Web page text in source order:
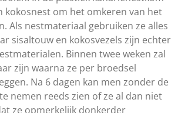
kokosnest om het omkeren van het
Als nestmateriaal gebruiken ze alles
sisaltouw en kokosvezels zijn echter
Binnen twee weken zal
zijn waarna ze per broedsel
Na 6 dagen kan men zonder de
nemen reeds zien of ze al dan niet
ze opmerkelijk donkerder